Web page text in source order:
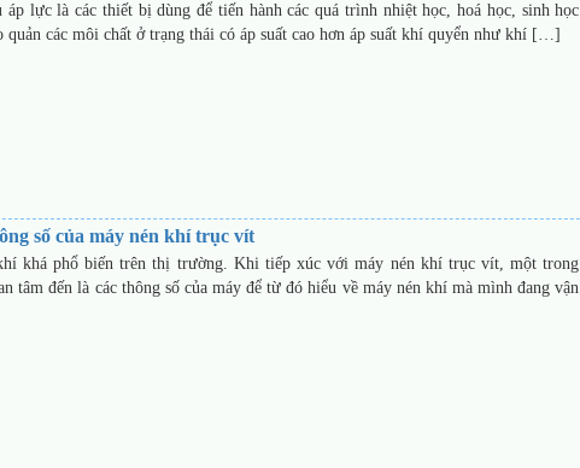
lực là các thiết bị dùng để tiến hành các quá trình nhiệt học, hoá học, sinh học
quản các môi chất ở trạng thái có áp suất cao hơn áp suất khí quyển như khí […]
số của máy nén khí trục vít
khá phổ biến trên thị trường. Khi tiếp xúc với máy nén khí trục vít, một trong
tâm đến là các thông số của máy để từ đó hiểu về máy nén khí mà mình đang vận